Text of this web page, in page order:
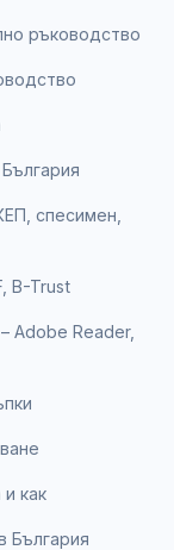
ръководство
спесимен,
B-Trust
Adobe Reader,
как
България